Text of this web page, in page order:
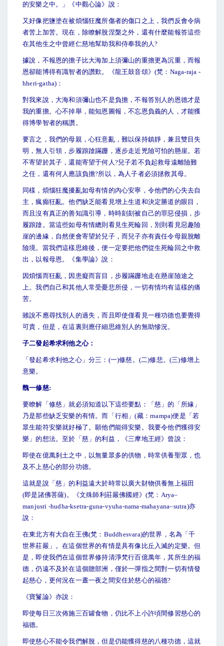
的安樂之中。」《中觀心論》說：
又好像把鹽塗在被煩惱狂魔所傷者的傷口之上，我們反會令病
者苦上加苦。現在，除瞭解脫涅槃之外，還有什麼能報答這些
在其他生之中曾經仁慈地幫助我和侍奉我的人?
據說，不報恩的擔子比大海加上須彌山的重擔更為沉重，而報
恩卻能博得有識智者的讚歎。《龍王鼓音頌》(梵：Naga-raja -
hheri-gatha)：
對我來說，大海和須彌山也不是負擔，不報答別人的恩德才是
我的重擔。心不掉舉，能知恩圖報，不忘恩負義的人，才能獲
得博學智者的稱讚。
要言之，我們的母親，心狂意亂，難以保持鎮靜，兼且雙目失
明，無人引領，步履踉蹌蹣跚，逐步走近兇險可怕的懸崖。若
不寄望於其子，還能寄望于何人?兒子若不負起救母遠離險難
之任，還有何人應該負擔?所以，為人子者必須拯救其母。
同樣，煩惱狂魔擾亂如母有情的內心安寧，令他們的心失去自
主，瘋癲狂亂。他們缺乏能看見增上生道和決定勝道的眼目，
而且沒有真正的善知識引導，時時刻刻被自己的罪惡侵損，步
履踉蹌。當這些如母有情總則看見生死輪回，別則看見惡趣險
崖的邊緣，自然便會寄望於兒子，而兒子亦有責任令母親脫離
險境。當我們這樣思維後，便一定要把他們從生死輪回之中救
出，以報母恩。《集學論》說：
因煩惱而狂亂，因患癡而盲目，步履蹣跚地走在懸崖險途之
上。我們自己和其他人常受憂悲所侵，一切有情均有這樣的痛
苦。
雖說不應尋找別人的過失，而且即使僅看見一種功德也要覺得
可貴，但是，在這裏則應仔細思維別人的無助慘況。
子二發起希求利他之心：
「發起希求利他之心」分三：(一)修慈。(二)修悲。(三)修增上
意樂。
醜一修慈:
要瞭解「修慈」就必須知道以下這些要點：「慈」的「所緣」
乃是那些缺乏安樂的有情。而「行相」(藏：rnampa)便是「若
眾生能符安樂就好極了。願他們能得安樂。我要令他們獲得安
樂」的想法。至於「慈」的利益，《三摩地王經》曾說：
即使在億萬刹土之中，以無量眾多的供物，時常供養聖眾，也
及不上慈心的部分功德。
這就是說「慈」的利益遠大於時常以廣大財物供養無上福田
(即是諸佛菩薩)。《文殊師利莊嚴佛國經》(梵：Arya–
manjusri -hudha-ksetra-guna-vyuha-nama-mahayana–sutra)亦
說：
在東北方有大自在王佛(梵：Buddhesvara)的世界，名為「千
世界莊嚴」。在這個世界的有情是具有像比丘入滅的定樂。但
是，即使我們在這個世界修持清淨梵行百億萬年，其所生的福
德，仍遠不及於在這個贍部洲，僅於一彈指之間對一切有情發
起慈心，更何況在一晝一夜之間安住於慈心的福德?
《寶鬘論》亦說：
即使每日三次佈施三百罐食物，仍比不上小許頃間修習慈心的
福德。
即使慈心不能令我們解脫，但是仍能獲得慈的八種功德，這就